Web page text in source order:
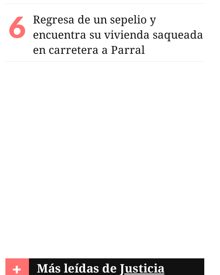
Regresa de un sepelio y
encuentra su vivienda saqueada
en carretera a Parral
+ Más leídas de Justicia